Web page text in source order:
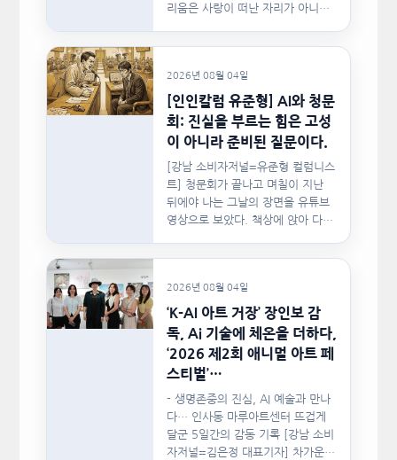
리움은 사랑이 떠난 자리가 아니라,
2026년 08월 04일
[인인칼럼 유준형] AI와 청문
회: 진실을 부르는 힘은 고성
이 아니라 준비된 질문이다.
[강남 소비자저널=유준형 컬럼니스
트] 청문회가 끝나고 며칠이 지난
뒤에야 나는 그날의 장면을 유튜브
영상으로 보았다. 책상에 앉아 다른
2026년 08월 04일
‘K-AI 아트 거장’ 장인보 감
독, Ai 기술에 체온을 더하다,
‘2026 제2회 애니멀 아트 페
스티벌’…
- 생명존중의 진심, AI 예술과 만나
다… 인사동 마루아트센터 뜨겁게
달군 5일간의 감동 기록 [강남 소비
자저널=김은정 대표기자] 차가운